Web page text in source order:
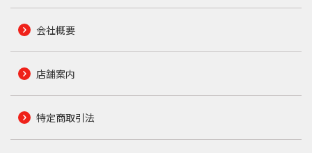
会社概要
店舗案内
特定商取引法